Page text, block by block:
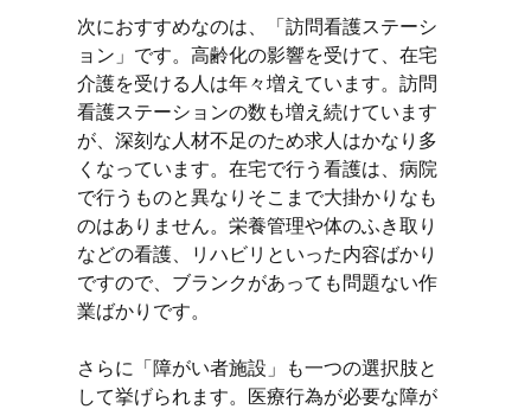
次におすすめなのは、「訪問看護ステーシ
ョン」です。高齢化の影響を受けて、在宅
介護を受ける人は年々増えています。訪問
看護ステーションの数も増え続けています
が、深刻な人材不足のため求人はかなり多
くなっています。在宅で行う看護は、病院
で行うものと異なりそこまで大掛かりなも
のはありません。栄養管理や体のふき取り
などの看護、リハビリといった内容ばかり
ですので、ブランクがあっても問題ない作
業ばかりです。
さらに「障がい者施設」も一つの選択肢と
して挙げられます。医療行為が必要な障が